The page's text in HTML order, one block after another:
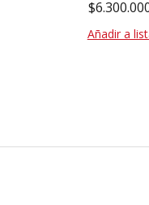
$
Añadir a